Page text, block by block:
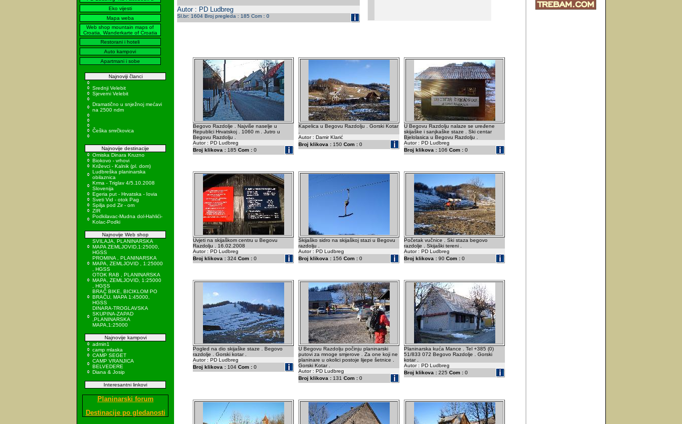
Eko vijesti
Mapa weba
Web shop mountain maps of
Croatia, Wanderkarte of Croatia
Restorani i hoteli
Auto kampovi
Apartmani i sobe
Najnoviji članci
Srednji Velebit
Sjeverni Velebit
Dramatično u snježnoj mećavi
na 2500 ndm
Češka smrčkovica
Najnovije destinacije
Omiska Dinara Kruzno
Biokovo - vrhovi
Križevci - Kalnik (pl. dom)
Ludbreška planinarska
obilaznica
Krma - Triglav 4/5.10.2008
Slovenija
Egeria put - Hrvatska - Iovia
Sveti Vid - otok Pag
Spilja pod Zir - om
ZIR
Podkilavac-Mudna dol-Hahlići-
Kolac-Podki
Najnovije Web shop
SVILAJA, PLANINARSKA
MAPA ZEMLJOVID,1:25000,
HGSS
PROMINA , PLANINARSKA
MAPA, ZEMLJOVID , 1:25000
, HGSS
OTOK RAB , PLANINARSKA
MAPA, ZEMLJOVID, 1:25000
, HGSS
BRAČ BIKE, BICIKLOM PO
BRAČU, MAPA 1:45000,
HGSS
DINARA-TROGLAVSKA
SKUPINA-ZAPAD
,PLANINARSKA
MAPA,1:25000
Najnovije kampovi
admin1
camp mlaska
CAMP SEGET
CAMP VRANJICA
BELVEDERE
Diana & Josip
Interesantni linkovi
Planinarski forum
Destinacije po gledanosti
Autor : PD Ludbreg
Sl.br: 1604 Broj pregleda : 185 Com : 0
Begovo Razdolje . Najviše naselje u
Republici Hrvatskoj . 1060 m . Jutro u
Begovu Razdolju .
Autor : PD Ludbreg
Broj klikova : 185 Com : 0
Kapelica u Begovu Razdolju . Gorski Kotar
Autor : Damir Klarić
Broj klikova : 150 Com : 0
U Begovu Razdolju nalaze se uređene
skijaške i sanjkaške staze . Ski centar
Bjelolasica u Begovu Razdolju .
Autor : PD Ludbreg
Broj klikova : 106 Com : 0
Uvjeti na skijaškom centru u Begovu
Razdolju . 16.02.2008
Autor : PD Ludbreg
Broj klikova : 324 Com : 0
Skijaško sidro na skijaškoj stazi u Begovu
razdolju .
Autor : PD Ludbreg
Broj klikova : 156 Com : 0
Početak vučnice . Ski staza begovo
razdolje . Skijaški tereni .
Autor : PD Ludbreg
Broj klikova : 90 Com : 0
Pogled na dio skijaške staze . Begovo
razdolje . Gorski kotar .
Autor : PD Ludbreg
Broj klikova : 104 Com : 0
U Begovu Razdolju počinju planinarski
putovi za mnoge smjerove . Za one koji ne
planinare u okolici postoje lijepe šetnice .
Gorski Kotar .
Autor : PD Ludbreg
Broj klikova : 131 Com : 0
Planinarska kuća Mance . Tel +385 (0)
51/833 072 Begovo Razdolje . Gorski
kotar .
Autor : PD Ludbreg
Broj klikova : 225 Com : 0